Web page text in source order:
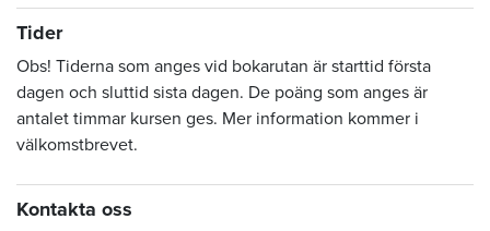
Tider
Obs! Tiderna som anges vid bokarutan är starttid första
dagen och sluttid sista dagen. De poäng som anges är
antalet timmar kursen ges. Mer information kommer i
välkomstbrevet.
Kontakta oss